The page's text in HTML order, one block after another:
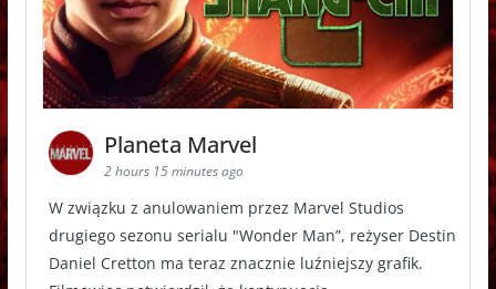
Planeta Marvel
2 hours 15 minutes ago
W związku z anulowaniem przez Marvel Studios
drugiego sezonu serialu "Wonder Man”, reżyser Destin
Daniel Cretton ma teraz znacznie luźniejszy grafik.